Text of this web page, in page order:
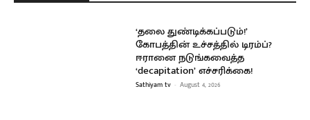
‘தலை துண்டிக்கப்படும்!’
கோபத்தின் உச்சத்தில் டிரம்ப்?
ஈரானை நடுங்கவைத்த
‘decapitation’ எச்சரிக்கை!
Sathiyam tv - August 4, 2026